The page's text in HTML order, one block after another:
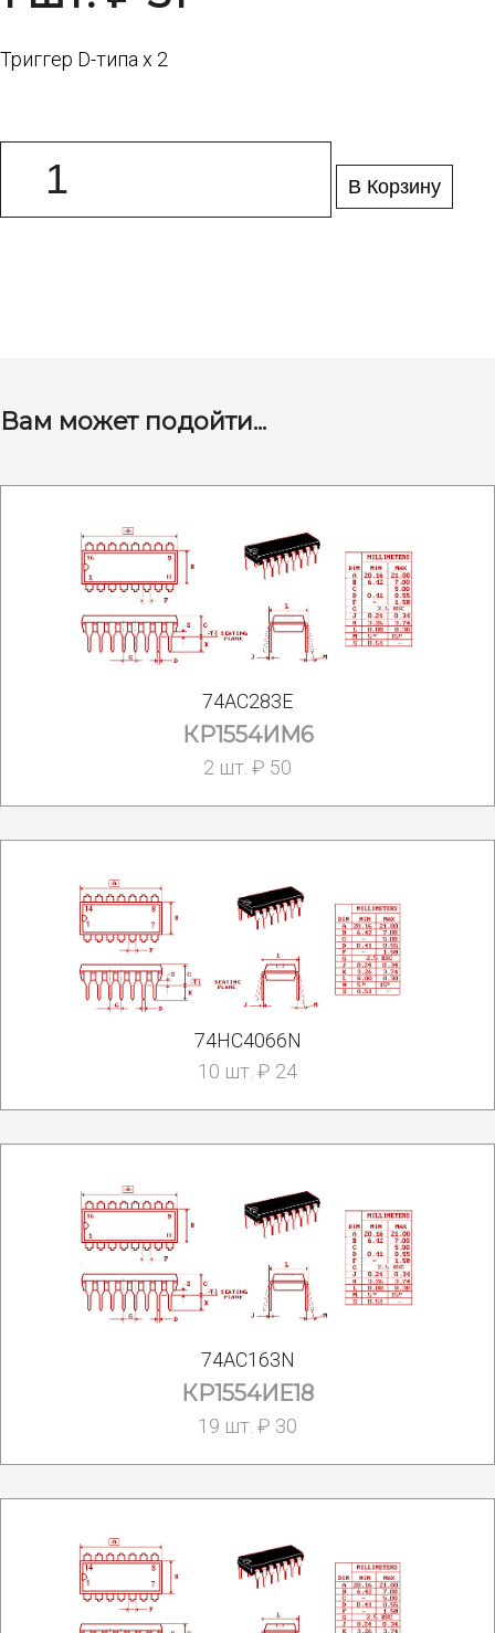
Триггер D-типа х 2
В Корзину
Вам может подойти...
74AC283E
КР1554ИМ6
2 шт. ₽ 50
74HC4066N
10 шт. ₽ 24
74AC163N
КР1554ИЕ18
19 шт. ₽ 30